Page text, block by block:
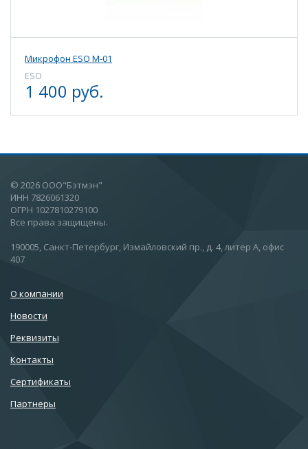
Микрофон ESO M-01
ESO
1 400 руб.
© 2026 ООО"Бэтмэн"
ИНН 7826061320
ОГРН 1027810279100
Все права защищены.
190005, Санкт-Петербург, Измайловский пр., д. 4, литер А, офис
407
О компании
Новости
Реквизиты
Контакты
Сертификаты
Партнеры